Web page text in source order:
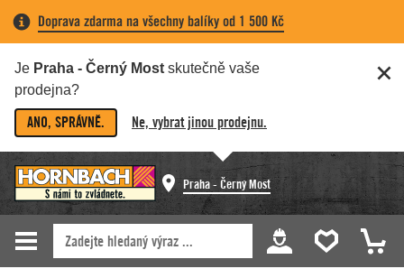
Doprava zdarma na všechny balíky od 1 500 Kč
Je Praha - Černý Most skutečně vaše
prodejna?
ANO, SPRÁVNĚ. Ne, vybrat jinou prodejnu.
Praha - Černý Most